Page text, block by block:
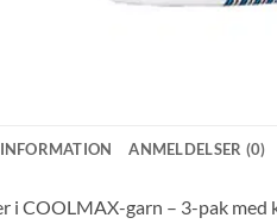
ANMELDELSER (0)
i COOLMAX-garn – 3-pak